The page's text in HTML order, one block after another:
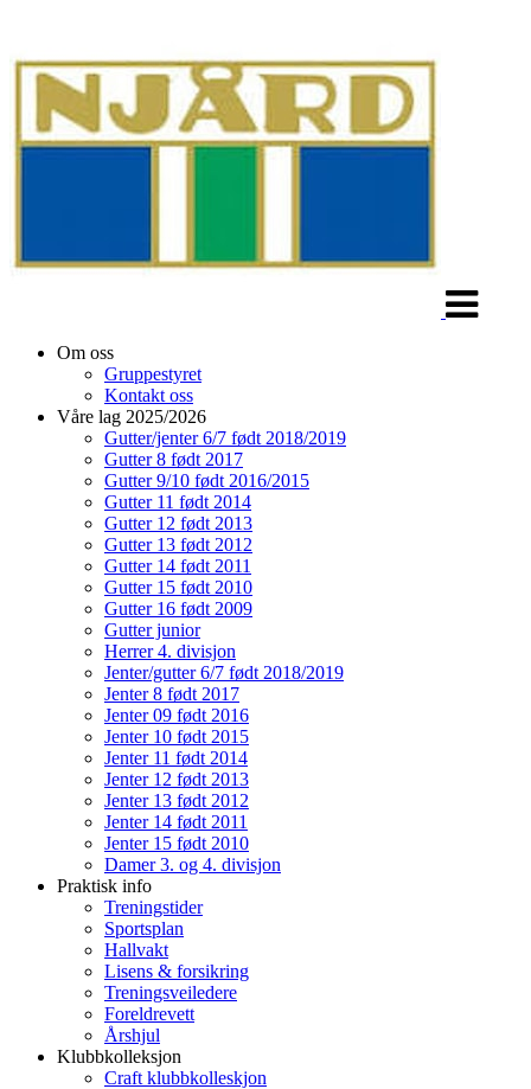
Om oss
Gruppestyret
Kontakt oss
Våre lag 2025/2026
Gutter/jenter 6/7 født 2018/2019
Gutter 8 født 2017
Gutter 9/10 født 2016/2015
Gutter 11 født 2014
Gutter 12 født 2013
Gutter 13 født 2012
Gutter 14 født 2011
Gutter 15 født 2010
Gutter 16 født 2009
Gutter junior
Herrer 4. divisjon
Jenter/gutter 6/7 født 2018/2019
Jenter 8 født 2017
Jenter 09 født 2016
Jenter 10 født 2015
Jenter 11 født 2014
Jenter 12 født 2013
Jenter 13 født 2012
Jenter 14 født 2011
Jenter 15 født 2010
Damer 3. og 4. divisjon
Praktisk info
Treningstider
Sportsplan
Hallvakt
Lisens & forsikring
Treningsveiledere
Foreldrevett
Årshjul
Klubbkolleksjon
Craft klubbkolleskjon